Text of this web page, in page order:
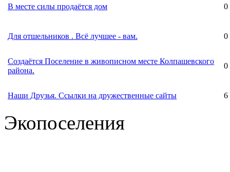
В месте силы продаётся дом 0
Для отшельников . Всё лучшее - вам. 0
Создаётся Поселение в живописном месте Колпашевского
района.
0
Наши Друзья. Ссылки на дружественные сайты 6
Экопоселения